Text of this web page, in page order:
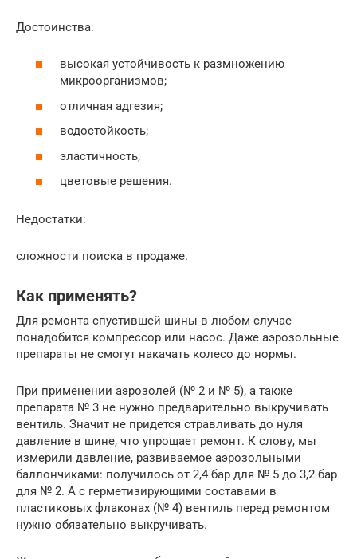
Достоинства:
высокая устойчивость к размножению
микроорганизмов;
отличная адгезия;
водостойкость;
эластичность;
цветовые решения.
Недостатки:
сложности поиска в продаже.
Как применять?
Для ремонта спустившей шины в любом случае
понадобится компрессор или насос. Даже аэрозольные
препараты не смогут накачать колесо до нормы.
При применении аэрозолей (№ 2 и № 5), а также
препарата № 3 не нужно предварительно выкручивать
вентиль. Значит не придется стравливать до нуля
давление в шине, что упрощает ремонт. К слову, мы
измерили давление, развиваемое аэрозольными
баллончиками: получилось от 2,4 бар для № 5 до 3,2 бар
для № 2. А с герметизирующими составами в
пластиковых флаконах (№ 4) вентиль перед ремонтом
нужно обязательно выкручивать.